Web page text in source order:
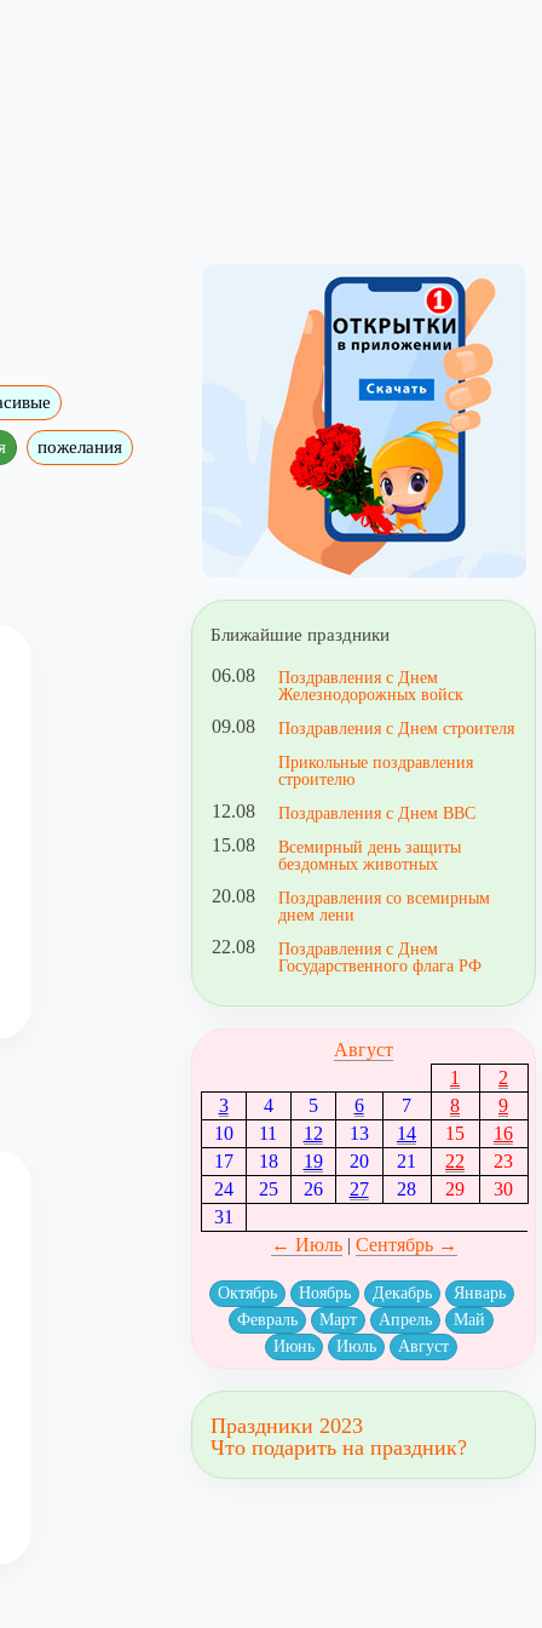
пожелания
Ближайшие праздники
06.08
Поздравления с Днем
Железнодорожных войск
09.08
Поздравления с Днем строителя
Прикольные поздравления
строителю
12.08 Поздравления с Днем ВВС
15.08
Всемирный день защиты
бездомных животных
20.08
Поздравления со всемирным
днем лени
22.08
Поздравления с Днем
Государственного флага РФ
Август
1
2
3
4 5 6 7 8
9
10
11 12 13 14 15
16
17
18 19 20 21 22
23
24
25 26 27 28 29
30
31
← Июль| Сентябрь →
Октябрь Ноябрь Декабрь
Январь
Февраль
Март Апрель
Май
Июнь
Июль Август
Праздники 2023
Что подарить на праздник?